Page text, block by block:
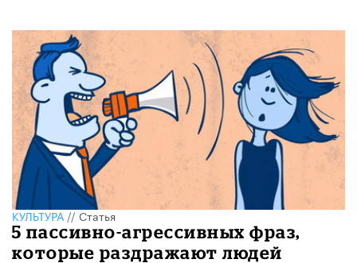
КУЛЬТУРА//Статья
5 пассивно-агрессивных фраз,
которые раздражают людей